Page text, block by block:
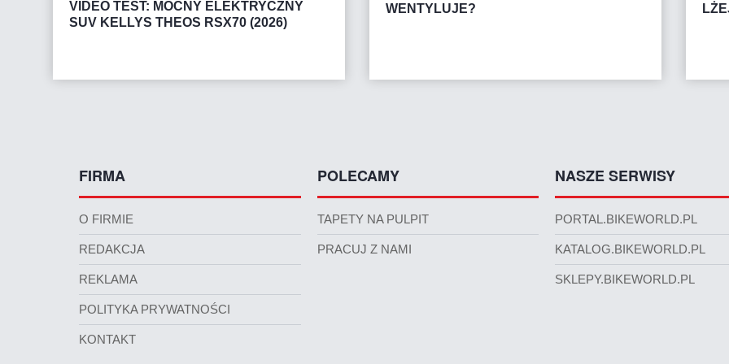
VIDEO TEST: MOCNY ELEKTRYCZNY
SUV KELLYS THEOS RSX70 (2026)
WENTYLUJE?
FIRMA
O FIRMIE
REDAKCJA
REKLAMA
POLITYKA PRYWATNOŚCI
KONTAKT
POLECAMY
TAPETY NA PULPIT
PRACUJ Z NAMI
NASZE SERWISY
PORTAL.BIKEWORLD.PL
KATALOG.BIKEWORLD.PL
SKLEPY.BIKEWORLD.PL